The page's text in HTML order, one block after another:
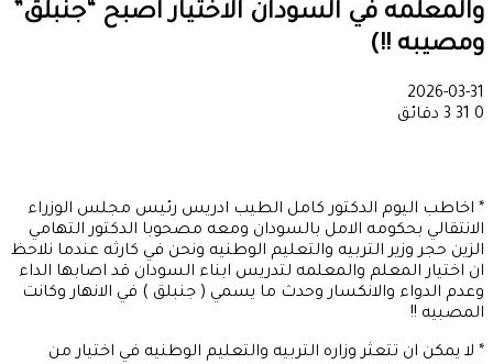
والمعلمه في السودان الاختيار اصبح “جنبلق”
ومصيبه !!)
2026-03-31
0
3 دقائق
* اخاطب اليوم الدكتور كامل الطيب ادريس رئيس مجلس الوزراء
الانتقالي بحكومه الامل بالسودان ومعه مصحوبا الدكتور التهامي
الزين حجر وزير التربيه والتعليم الوطنيه ونحن في كارثه عندما نلاحظ
ان اختيار المعلم والمعلمه لتدريس ابناء السودان قد اصابها الداء
وعدم الدواء والانكسار وحدث ما يسمي ( جنبلق ) في الانهار وكانت
المصبيه !!
* لا يمكن ان تتعثر وزاره التربيه والتعليم الوطنيه في اختيار من